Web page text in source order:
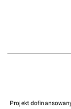
Projekt